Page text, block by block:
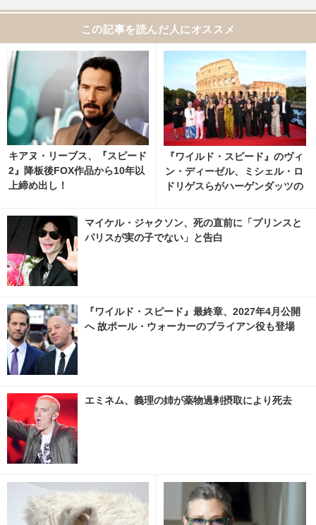
この記事を読んだ人にオススメ
キアヌ・リーブス、『スピード
2』降板後FOX作品から10年以
上締め出し！
『ワイルド・スピード』のヴィ
ン・ディーゼル、ミシェル・ロ
ドリゲスらがハーゲンダッツの
マイケル・ジャクソン、死の直前に「プリンスと
パリスが実の子でない」と告白
『ワイルド・スピード』最終章、2027年4月公開
へ 故ポール・ウォーカーのブライアン役も登場
エミネム、義理の姉が薬物過剰摂取により死去